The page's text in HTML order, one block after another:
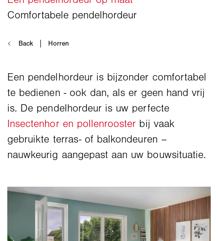
Een pendelhordeur is bijzonder comfortabel
te bedienen - ook dan, als er geen hand vrij
is. De pendelhordeur is uw perfecte
Insectenhor en pollenrooster bij vaak
gebruikte terras- of balkondeuren –
nauwkeurig aangepast aan uw bouwsituatie.